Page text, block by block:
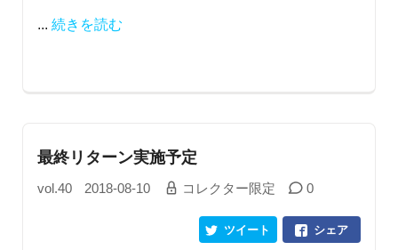
... 続きを読む
最終リターン実施予定
vol.40 2018-08-10 コレクター限定 0
シェア
ツイート